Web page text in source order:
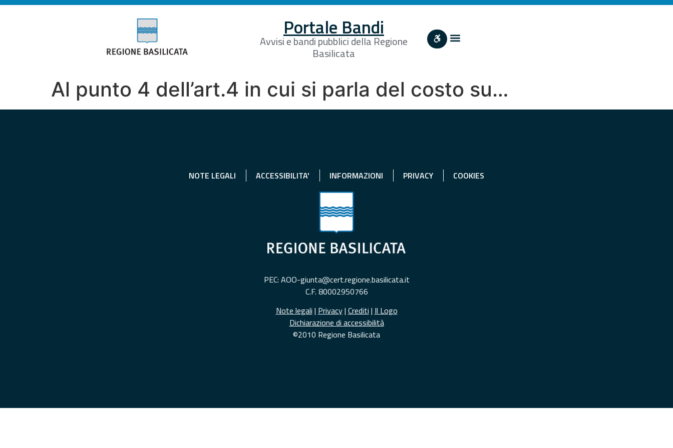
Portale Bandi
Avvisi e bandi pubblici della Regione
Basilicata
Al punto 4 dell’art.4 in cui si parla del costo su…
NOTE LEGALI ACCESSIBILITA' INFORMAZIONI PRIVACY COOKIES
PEC: AOO-giunta@cert.regione.basilicata.it
C.F. 80002950766
Note legali | Privacy| Crediti | Il Logo
Dichiarazione di accessibilità
©2010 Regione Basilicata